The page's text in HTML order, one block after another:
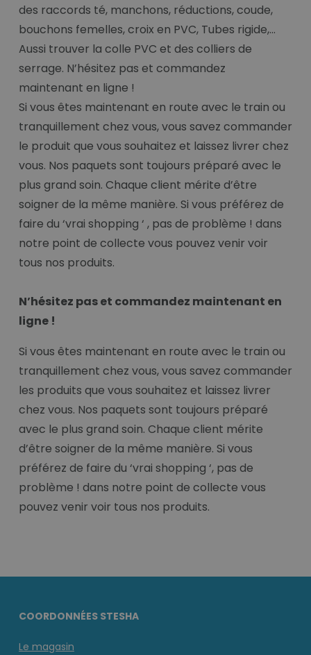
des raccords té, manchons, réductions, coude,
bouchons femelles, croix en PVC, Tubes rigide,...
Aussi trouver la colle PVC et des colliers de
serrage. N’hésitez pas et commandez
maintenant en ligne !
Si vous êtes maintenant en route avec le train ou
tranquillement chez vous, vous savez commander
le produit que vous souhaitez et laissez livrer chez
vous. Nos paquets sont toujours préparé avec le
plus grand soin. Chaque client mérite d’être
soigner de la même manière. Si vous préférez de
faire du ‘vrai shopping ‘ , pas de problème ! dans
notre point de collecte vous pouvez venir voir
tous nos produits.
N’hésitez pas et commandez maintenant en
ligne !
Si vous êtes maintenant en route avec le train ou
tranquillement chez vous, vous savez commander
les produits que vous souhaitez et laissez livrer
chez vous. Nos paquets sont toujours préparé
avec le plus grand soin. Chaque client mérite
d’être soigner de la même manière. Si vous
préférez de faire du ‘vrai shopping ‘, pas de
problème ! dans notre point de collecte vous
pouvez venir voir tous nos produits.
COORDONNÉES STESHA
Le magasin